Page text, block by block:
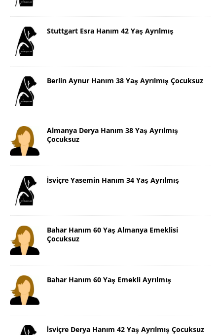
Stuttgart Esra Hanım 42 Yaş Ayrılmış
Berlin Aynur Hanım 38 Yaş Ayrılmış Çocuksuz
Almanya Derya Hanım 38 Yaş Ayrılmış
Çocuksuz
İsviçre Yasemin Hanım 34 Yaş Ayrılmış
Bahar Hanım 60 Yaş Almanya Emeklisi
Çocuksuz
Bahar Hanım 60 Yaş Emekli Ayrılmış
İsviçre Derya Hanım 42 Yaş Ayrılmış Çocuksuz